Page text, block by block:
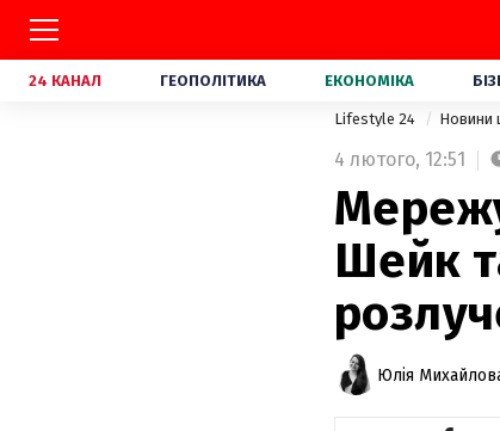
24 КАНАЛ ГЕОПОЛІТИКА ЕКОНОМІКА
Lifestyle 24 Новини
4 лютого, 12:51
Шейк
Юлія